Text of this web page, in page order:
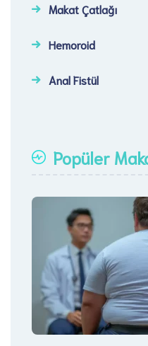
Makat Çatlağı
Hemoroid
Anal Fistül
Popüler